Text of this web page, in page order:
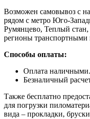
Возможен самовывоз с
рядом с метро Юго-
Румянцево, Теплый стан,
регионы транспортными
Способы оплаты:
Оплата наличными.
Безналичный
Также бесплатно
для погрузки
вида – прокладки,